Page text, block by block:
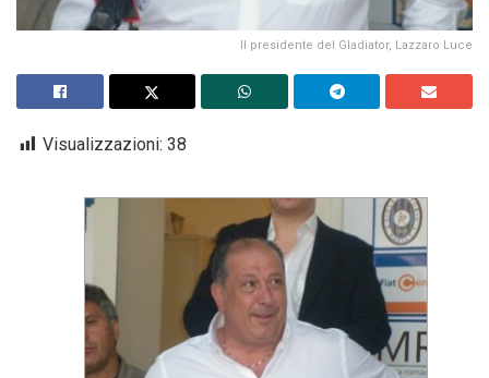
Il presidente del Gladiator, Lazzaro Luce
Visualizzazioni: 38